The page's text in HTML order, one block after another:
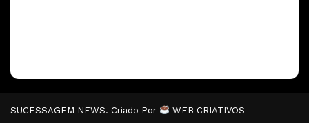
SUCESSAGEM NEWS. Criado Por WEB CRIATIVOS